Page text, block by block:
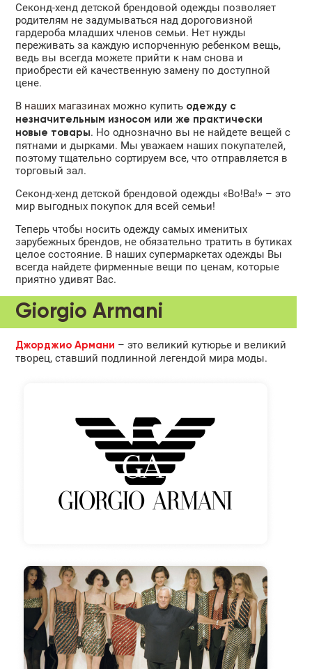
Секонд-хенд детской брендовой одежды позволяет
родителям не задумываться над дороговизной
гардероба младших членов семьи. Нет нужды
переживать за каждую испорченную ребенком вещь,
ведь вы всегда можете прийти к нам снова и
приобрести ей качественную замену по доступной
цене.
В наших магазинах можно купить одежду с
незначительным износом или же практически
новые товары. Но однозначно вы не найдете вещей с
пятнами и дырками. Мы уважаем наших покупателей,
поэтому тщательно сортируем все, что отправляется в
торговый зал.
Секонд-хенд детской брендовой одежды «Во!Ва!» – это
мир выгодных покупок для всей семьи!
Теперь чтобы носить одежду самых именитых
зарубежных брендов, не обязательно тратить в бутиках
целое состояние. В наших супермаркетах одежды Вы
всегда найдете фирменные вещи по ценам, которые
приятно удивят Вас.
Giorgio Armani
Джорджио Армани – это великий кутюрье и великий
творец, ставший подлинной легендой мира моды.